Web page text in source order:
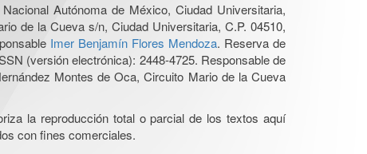
Autónoma de México, Ciudad Universitaria,
de la Cueva s/n, Ciudad Universitaria, C.P. 04510,
Imer Benjamín Flores Mendoza. Reserva de
(versión electrónica): 2448-4725. Responsable de
Montes de Oca, Circuito Mario de la Cueva
la reproducción total o parcial de los textos aquí
con fines comerciales.